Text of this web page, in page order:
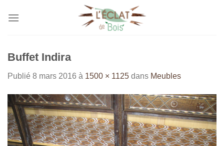
Buffet Indira
Publié 8 mars 2016 à 1500 × 1125 dans Meubles